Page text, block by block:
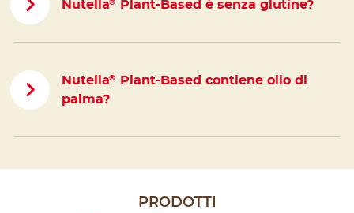
Nutella® Plant-Based è senza glutine?
Nutella®
Plant-Based contiene olio di
palma?
PRODOTTI